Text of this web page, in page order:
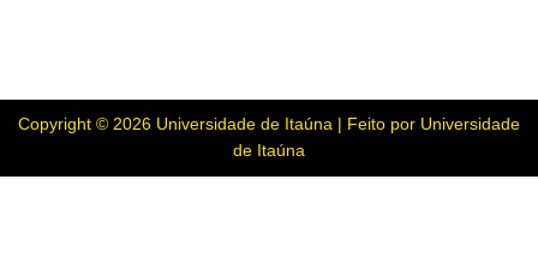
Copyright © 2026 Universidade de Itaúna | Feito por Universidade
de Itaúna